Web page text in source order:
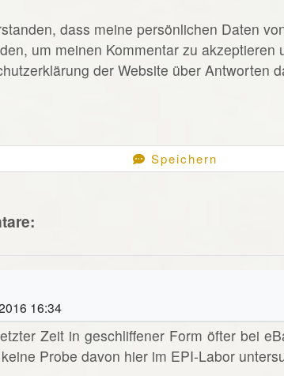
dass meine persönlichen Daten
um meinen Kommentar zu akzeptieren
der Website über Antworten
Speichern
16:34
Zeit in geschliffener Form öfter bei
Probe davon hier im EPI-Labor